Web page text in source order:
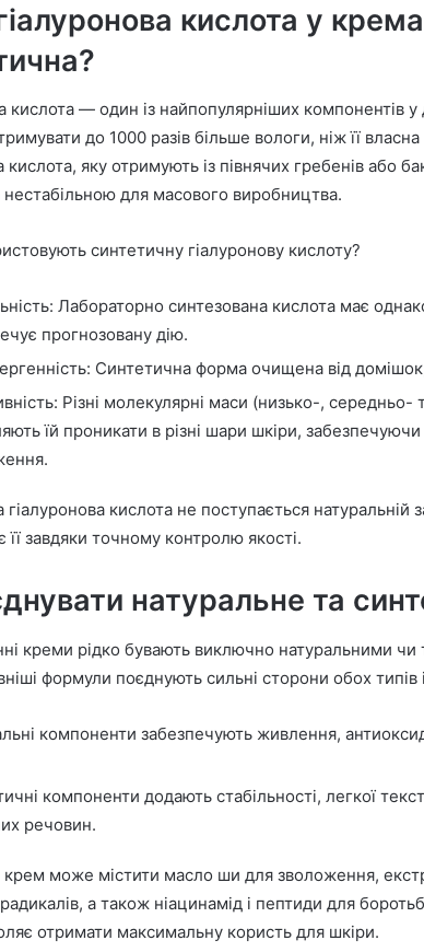
кислота у
кислота — один із найпопулярніших компонентів
до 1000 разів більше вологи, ніж її
кислота, яку отримують із півнячих гребенів або
для масового виробництва.
синтетичну гіалуронову кислоту?
Лабораторно синтезована кислота має
прогнозовану дію.
Синтетична форма очищена від
Різні молекулярні маси (низько-, середньо-
їй проникати в різні шари шкіри,
кислота не поступається натуральній
завдяки точному контролю якості.
натуральне та
креми рідко бувають виключно натуральними чи
формули поєднують сильні сторони обох типів
компоненти забезпечують живлення,
компоненти додають стабільності, легкої
речовин.
може містити масло ши для зволоження,
радикалів, а також ніацинамід і пептиди для
отримати максимальну користь для шкіри.